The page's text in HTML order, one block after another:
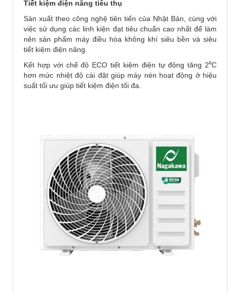
Tiết kiệm điện năng tiêu thụ
Sản xuất theo công nghệ tiên tiến của Nhật Bản, cùng với
việc sử dụng các linh kiện đạt tiêu chuẩn cao nhất để làm
nên sản phẩm máy điều hòa không khí siêu bền và siêu
tiết kiệm điện năng.
Kết hợp với chế độ ECO tiết kiệm điện tự động tăng 2⁰C
hơn mức nhiệt độ cài đặt giúp máy nén hoạt động ở hiệu
suất tối ưu giúp tiết kiệm điện tối đa.